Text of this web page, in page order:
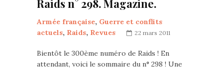
Raids n° 298. Magazine.
Armée française, Guerre et conflits
actuels, Raids, Revues 22 mars 2011
Bientôt le 300ème numéro de Raids ! En
attendant, voici le sommaire du n° 298 ! Une